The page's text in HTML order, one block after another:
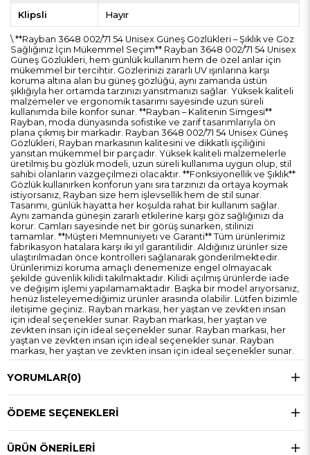
Klipsli Hayır
\ **Rayban 3648 002/71 54 Unisex Güneş Gözlükleri – Şıklık ve Göz
Sağlığınız İçin Mükemmel Seçim** Rayban 3648 002/71 54 Unisex
Güneş Gözlükleri, hem günlük kullanım hem de özel anlar için
mükemmel bir tercihtir. Gözlerinizi zararlı UV ışınlarına karşı
koruma altına alan bu güneş gözlüğü, aynı zamanda üstün
şıklığıyla her ortamda tarzınızı yansıtmanızı sağlar. Yüksek kaliteli
malzemeler ve ergonomik tasarımı sayesinde uzun süreli
kullanımda bile konfor sunar. **Rayban – Kalitenin Simgesi**
Rayban, moda dünyasında sofistike ve zarif tasarımlarıyla ön
plana çıkmış bir markadır. Rayban 3648 002/71 54 Unisex Güneş
Gözlükleri, Rayban markasının kalitesini ve dikkatli işçiliğini
yansıtan mükemmel bir parçadır. Yüksek kaliteli malzemelerle
üretilmiş bu gözlük modeli, uzun süreli kullanıma uygun olup, stil
sahibi olanların vazgeçilmezi olacaktır. **Fonksiyonellik ve Şıklık**
Gözlük kullanırken konforun yanı sıra tarzınızı da ortaya koymak
istiyorsanız, Rayban size hem işlevsellik hem de stil sunar.
Tasarımı, günlük hayatta her koşulda rahat bir kullanım sağlar.
Aynı zamanda güneşin zararlı etkilerine karşı göz sağlığınızı da
korur. Camları sayesinde net bir görüş sunarken, stilinizi
tamamlar. **Müşteri Memnuniyeti ve Garanti** Tüm ürünlerimiz
fabrikasyon hatalara karşı iki yıl garantilidir. Aldığınız ürünler size
ulaştırılmadan önce kontrolleri sağlanarak gönderilmektedir.
Ürünlerimizi koruma amaçlı denemenize engel olmayacak
şekilde güvenlik kilidi takılmaktadır. Kilidi açılmış ürünlerde iade
ve değişim işlemi yapılamamaktadır. Başka bir model arıyorsanız,
henüz listeleyemediğimiz ürünler arasında olabilir. Lütfen bizimle
iletişime geçiniz.. Rayban markası, her yaştan ve zevkten insan
için ideal seçenekler sunar. Rayban markası, her yaştan ve
zevkten insan için ideal seçenekler sunar. Rayban markası, her
yaştan ve zevkten insan için ideal seçenekler sunar. Rayban
markası, her yaştan ve zevkten insan için ideal seçenekler sunar.
YORUMLAR(0)
ÖDEME SEÇENEKLERI
ÜRÜN ÖNERILERI